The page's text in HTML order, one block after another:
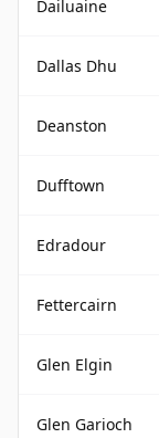
Dailuaine
Dallas Dhu
Deanston
Dufftown
Edradour
Fettercairn
Glen Elgin
Glen Garioch